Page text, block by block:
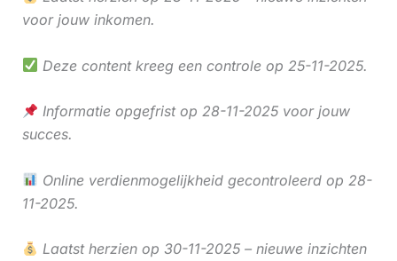
voor jouw inkomen.
Deze content kreeg een controle op 25-11-2025.
Informatie opgefrist op 28-11-2025 voor jouw
succes.
Online verdienmogelijkheid gecontroleerd op 28-
11-2025.
Laatst herzien op 30-11-2025 – nieuwe inzichten